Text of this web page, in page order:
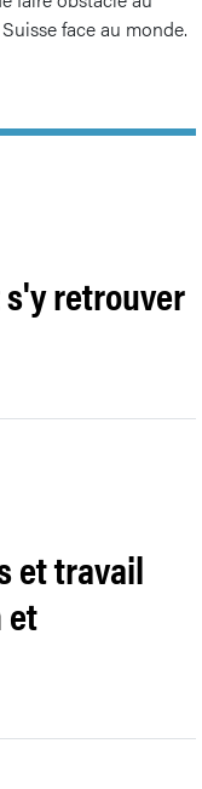
face au monde.
retrouver
et travail
et